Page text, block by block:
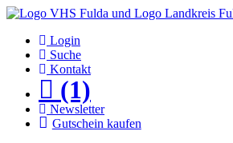
Login
Suche
Kontakt
(1)
Newsletter
Gutschein kaufen